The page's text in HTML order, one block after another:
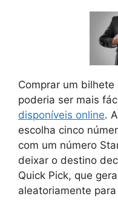
Comprar um
poderia ser mais
disponíveis online.
escolha cinco
com um número
deixar o destino
Quick Pick, que
aleatoriamente para